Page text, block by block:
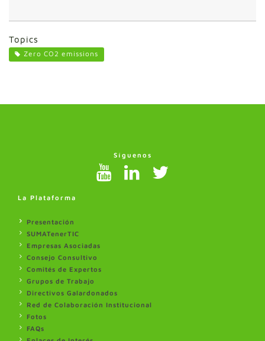
Topics
Zero CO2 emissions
Síguenos
La Plataforma
Presentación
SUMATenerTIC
Empresas Asociadas
Consejo Consultivo
Comités de Expertos
Grupos de Trabajo
Directivos Galardonados
Red de Colaboración Institucional
Fotos
FAQs